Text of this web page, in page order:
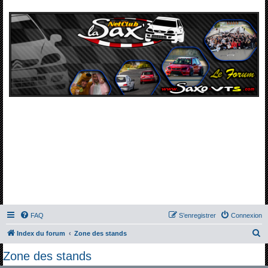
FAQ Connexion
S’enregistrer
Index du forum Zone des stands
Zone des stands